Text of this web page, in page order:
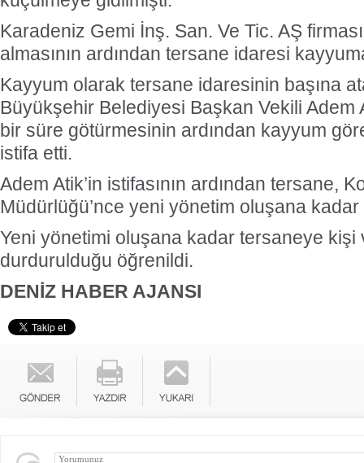
Karadeniz Gemi İnş. San. Ve Tic. AŞ
almasının ardından tersane idaresi
Kayyum olarak tersane idaresinin başına
Büyükşehir Belediyesi Başkan Vekili Adem
bir süre götürmesinin ardından kayyum
istifa etti.
Adem Atik’in istifasının ardından tersane,
Müdürlüğü’nce yeni yönetim oluşana kadar
Yeni yönetimi oluşana kadar tersaneye kişi
durdurulduğu öğrenildi.
DENİZ HABER AJANSI